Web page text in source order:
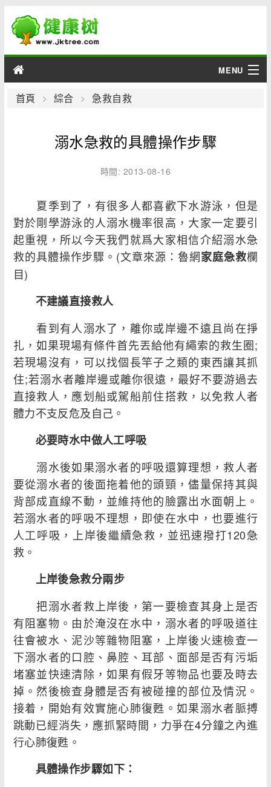
MENU
男性
綜合
疾病
首頁 綜合 急救自救
溺水急救的具體操作步驟
時間: 2013-08-16
夏季到了，有很多人都喜歡下水游泳，但是
對於剛學游泳的人溺水機率很高，大家一定要引
起重視，所以今天我們就爲大家相信介紹溺水急
救的具體操作步驟。(文章來源：魯網家庭急救欄
目)
不建議直接救人
看到有人溺水了，離你或岸邊不遠且尚在掙
扎，如果現場有條件首先丟給他有繩索的救生圈;
若現場沒有，可以找個長竿子之類的東西讓其抓
住;若溺水者離岸邊或離你很遠，最好不要游過去
直接救人，應划船或駕船前住搭救，以免救人者
體力不支反危及自己。
必要時水中做人工呼吸
溺水後如果溺水者的呼吸還算理想，救人者
要從溺水者的後面拖着他的頭頸，儘量保持其與
背部成直線不動，並維持他的臉露出水面朝上。
若溺水者的呼吸不理想，即使在水中，也要進行
人工呼吸，上岸後繼續急救，並迅速撥打120急
救。
上岸後急救分兩步
把溺水者救上岸後，第一要檢查其身上是否
有阻塞物。由於淹沒在水中，溺水者的呼吸道往
往會被水、泥沙等雜物阻塞，上岸後火速檢查一
下溺水者的口腔、鼻腔、耳部、面部是否有污垢
堵塞並快速清除，如果有假牙等物品也要及時去
掉。然後檢查身體是否有被碰撞的部位及情況。
接着，開始有效實施心肺復甦。如果溺水者脈搏
跳動已經消失，應抓緊時間，力爭在4分鐘之內進
行心肺復甦。
具體操作步驟如下：